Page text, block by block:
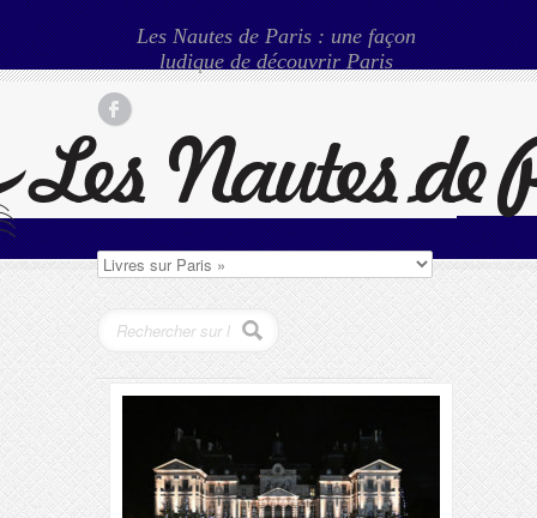
Les Nautes de Paris : une façon
ludique de découvrir Paris